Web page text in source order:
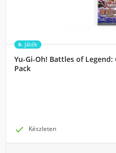
Játék
Yu-Gi-Oh! Battles of
Pack
 Készleten